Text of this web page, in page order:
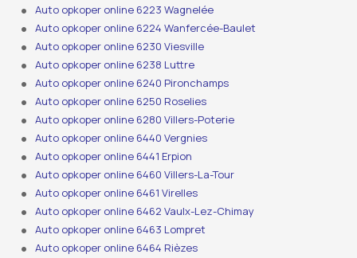
Auto opkoper online 6223 Wagnelée
Auto opkoper online 6224 Wanfercée-Baulet
Auto opkoper online 6230 Viesville
Auto opkoper online 6238 Luttre
Auto opkoper online 6240 Pironchamps
Auto opkoper online 6250 Roselies
Auto opkoper online 6280 Villers-Poterie
Auto opkoper online 6440 Vergnies
Auto opkoper online 6441 Erpion
Auto opkoper online 6460 Villers-La-Tour
Auto opkoper online 6461 Virelles
Auto opkoper online 6462 Vaulx-Lez-Chimay
Auto opkoper online 6463 Lompret
Auto opkoper online 6464 Rièzes